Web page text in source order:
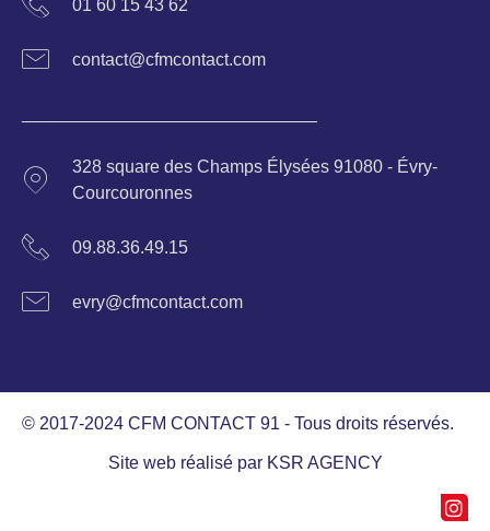
01 60 15 43 62
contact@cfmcontact.com
328 square des Champs Élysées 91080 - Évry-
Courcouronnes
09.88.36.49.15
evry@cfmcontact.com
© 2017-2024 CFM CONTACT 91 - Tous droits réservés.
Site web réalisé par KSR AGENCY